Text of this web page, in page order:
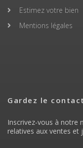
Estimez votre bien
Mentions légales
Gardez le contact
Inscrivez-vous à notre
relatives aux ventes et